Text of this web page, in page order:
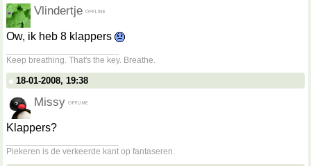
Vlindertje
Ow, ik heb 8 klappers
Keep breathing. That's the key. Breathe.
18-01-2008, 19:38
Missy
Klappers?
Piekeren is de verkeerde kant op fantaseren.